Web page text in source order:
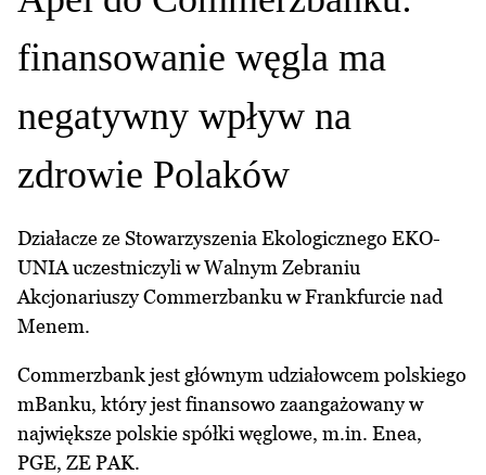
finansowanie węgla ma
negatywny wpływ na
zdrowie Polaków
Działacze ze Stowarzyszenia Ekologicznego EKO-
UNIA uczestniczyli w Walnym Zebraniu
Akcjonariuszy Commerzbanku w Frankfurcie nad
Menem.
Commerzbank jest głównym udziałowcem polskiego
mBanku, który jest finansowo zaangażowany w
największe polskie spółki węglowe, m.in. Enea,
PGE, ZE PAK.